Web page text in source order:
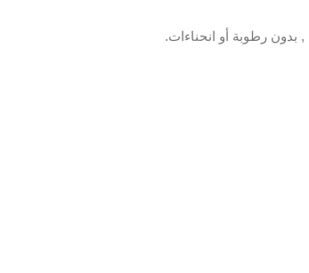
رطوبة أو انحناءات.